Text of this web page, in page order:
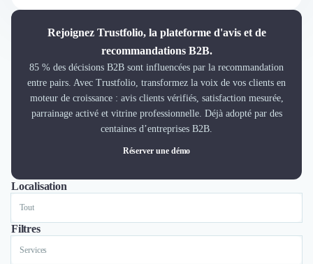
Découvrir le média
Demander une démo
Cabinet de Recrutement
Gestion paie
Qualité de Vie au Travail (QVT)
Portage Salarial
Responsabilité Sociétale des Entreprises (RSE)
Rejoignez Trustfolio, la plateforme d'avis et de
recommandations B2B.
85 % des décisions B2B sont influencées par la recommandation
entre pairs. Avec Trustfolio, transformez la voix de vos clients en
moteur de croissance : avis clients vérifiés, satisfaction mesurée,
parrainage activé et vitrine professionnelle. Déjà adopté par des
centaines d’entreprises B2B.
Réserver une démo
Localisation
Tout
Filtres
Services